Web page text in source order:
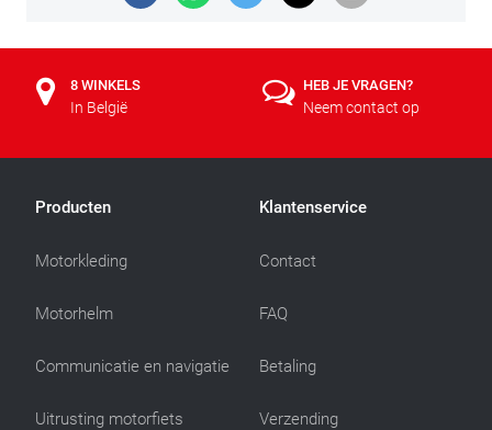
8 WINKELS
In België
HEB JE VRAGEN?
Neem contact op
Producten
Motorkleding
Motorhelm
Communicatie en navigatie
Uitrusting motorfiets
Klantenservice
Contact
FAQ
Betaling
Verzending